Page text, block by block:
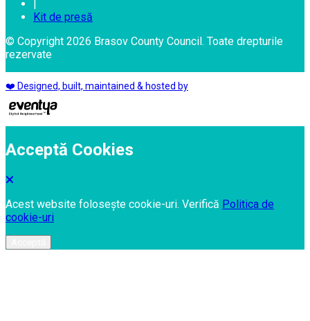
Kit de presă
© Copyright 2026 Brasov County Council. Toate drepturile
rezervate
❤️ Designed, built, maintained & hosted by
Acceptă Cookies
Acest website folosește cookie-uri. Verifică Politica de
cookie-uri